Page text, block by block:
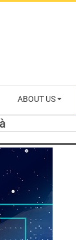
ABOUT US